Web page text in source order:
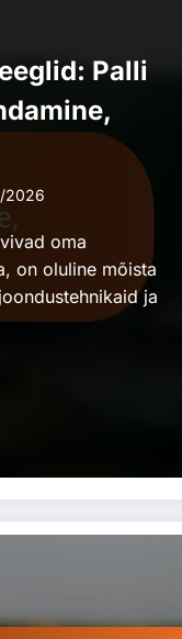
Palli
2026
oma
on oluline mõista
ja